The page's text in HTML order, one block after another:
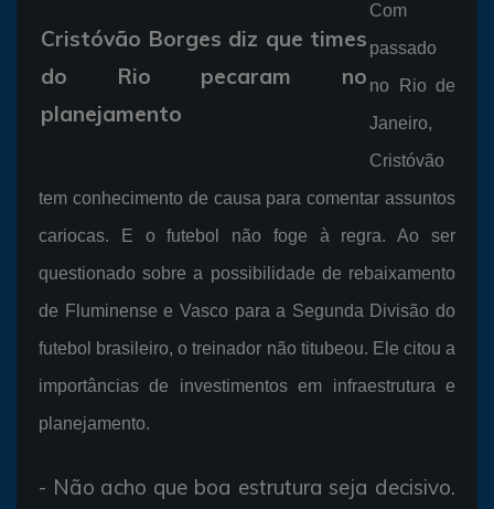
Cristóvão Borges diz que times
do Rio pecaram no
planejamento
Com
passado
no Rio de
Janeiro,
Cristóvão
tem conhecimento de causa para comentar assuntos
cariocas. E o futebol não foge à regra. Ao ser
questionado sobre a possibilidade de rebaixamento
de Fluminense e Vasco para a Segunda Divisão do
futebol brasileiro, o treinador não titubeou. Ele citou a
importâncias de investimentos em infraestrutura e
planejamento.
- Não acho que boa estrutura seja decisivo.